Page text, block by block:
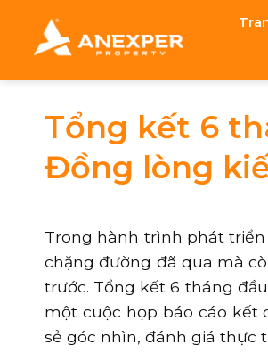
dung
Tổng kết 6
Đồng lòng
Trong hành trình phát
chặng đường đã qua mà
trước. Tổng kết 6 tháng
một cuộc họp báo cáo kết
sẻ góc nhìn, đánh giá thực